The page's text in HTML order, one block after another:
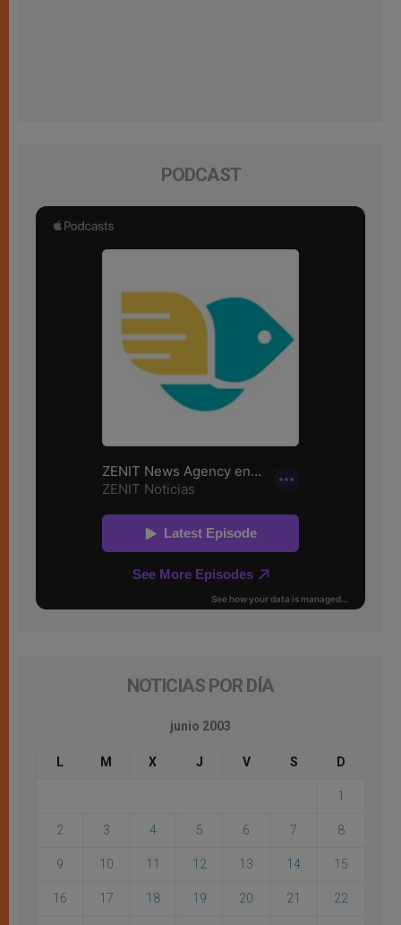
PODCAST
NOTICIAS POR DÍA
junio 2003
L M X J V S D
1
2 3 4 5 6 7 8
9 10 11 12 13 14 15
16 17 18 19 20 21 22